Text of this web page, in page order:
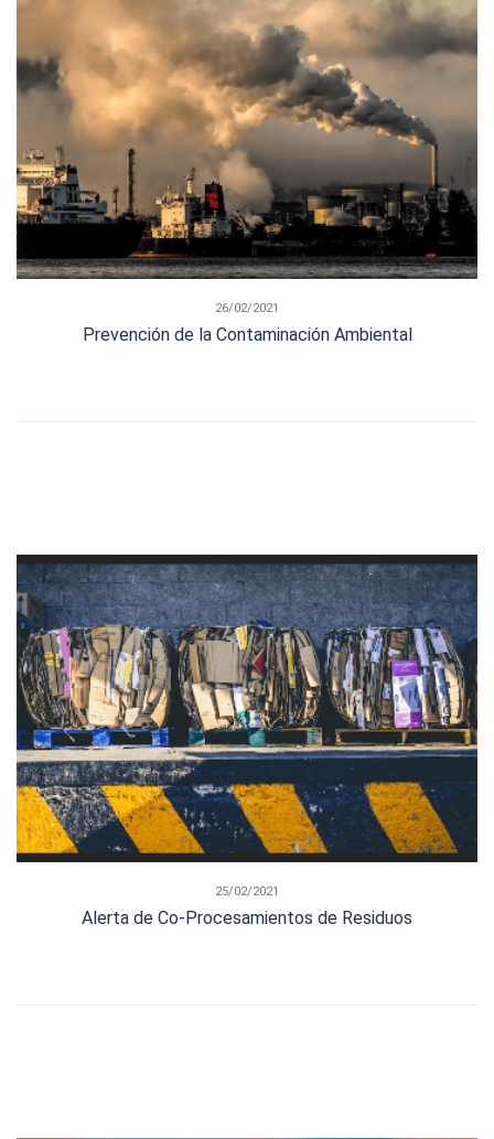
26/02/2021
Prevención de la Contaminación Ambiental
25/02/2021
Alerta de Co-Procesamientos de Residuos